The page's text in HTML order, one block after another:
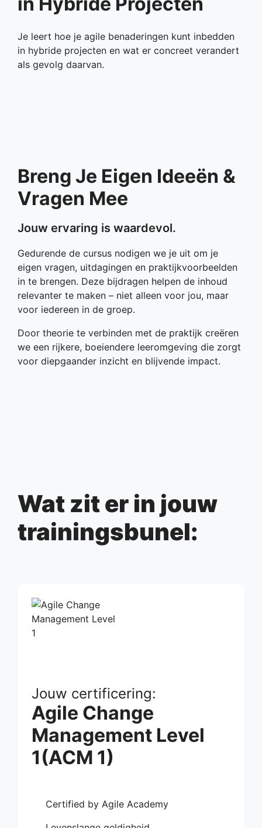
Je leert hoe je agile benaderingen kunt inbedden
in hybride projecten en wat er concreet verandert
als gevolg daarvan.
Breng Je Eigen Ideeën &
Vragen Mee
Jouw ervaring is waardevol.
Gedurende de cursus nodigen we je uit om je
eigen vragen, uitdagingen en praktijkvoorbeelden
in te brengen. Deze bijdragen helpen de inhoud
relevanter te maken – niet alleen voor jou, maar
voor iedereen in de groep.
Door theorie te verbinden met de praktijk creëren
we een rijkere, boeiendere leeromgeving die zorgt
voor diepgaander inzicht en blijvende impact.
Wat zit er in jouw
trainingsbunel:
Jouw certificering:
Agile Change
Management Level
1(ACM 1)
Certified by Agile Academy